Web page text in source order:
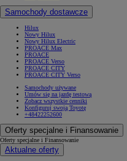
Samochody dostawcze
Hilux
Nowy Hilux
Nowy Hilux Electric
PROACE Max
PROACE
PROACE Verso
PROACE CITY
PROACE CITY Verso
Samochody używane
Umów się na jazdę testową
Zobacz wszystkie cenniki
Konfiguruj swoją Toyotę
+48422252600
Oferty specjalne i Finansowanie
Oferty specjalne i Finansowanie
Aktualne oferty